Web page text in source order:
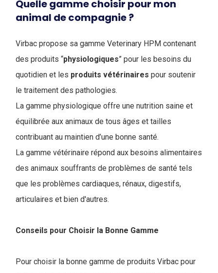
Quelle gamme choisir pour mon
animal de compagnie ?
Virbac propose sa gamme Veterinary HPM contenant
des produits “physiologiques” pour les besoins du
quotidien et les produits vétérinaires pour soutenir
le traitement des pathologies.
La gamme physiologique offre une nutrition saine et
équilibrée aux animaux de tous âges et tailles
contribuant au maintien d’une bonne santé.
La gamme vétérinaire répond aux besoins alimentaires
des animaux souffrants de problèmes de santé tels
que les problèmes cardiaques, rénaux, digestifs,
articulaires et bien d'autres.
Conseils pour Choisir la Bonne Gamme
Pour choisir la bonne gamme de produits Virbac pour